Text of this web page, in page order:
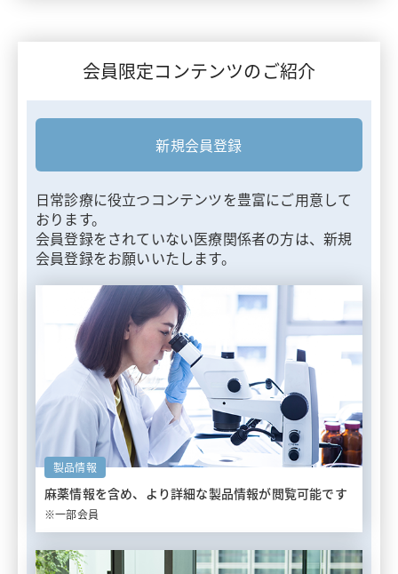
会員限定コンテンツのご紹介
新規会員登録
日常診療に役立つコンテンツを豊富にご用意して
おります。
会員登録をされていない医療関係者の方は、新規
会員登録をお願いいたします。
製品情報
麻薬情報を含め、 より詳細な製品情報が閲覧可能です
※一部会員